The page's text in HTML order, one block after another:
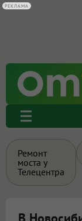
Ремонт
моста у
Телецентра
РЕКЛАМА